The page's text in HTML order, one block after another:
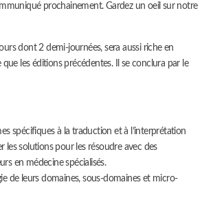
prochainement.Gardez un oeil sur notre
dont 2 demi-journées, sera aussi riche en
que les éditions précédentes. Il se conclura par le
spécifiques à la traduction et à l’interprétation
les solutions pour les résoudre avec des
en médecine spécialisés.
de leurs domaines, sous-domaines et micro-